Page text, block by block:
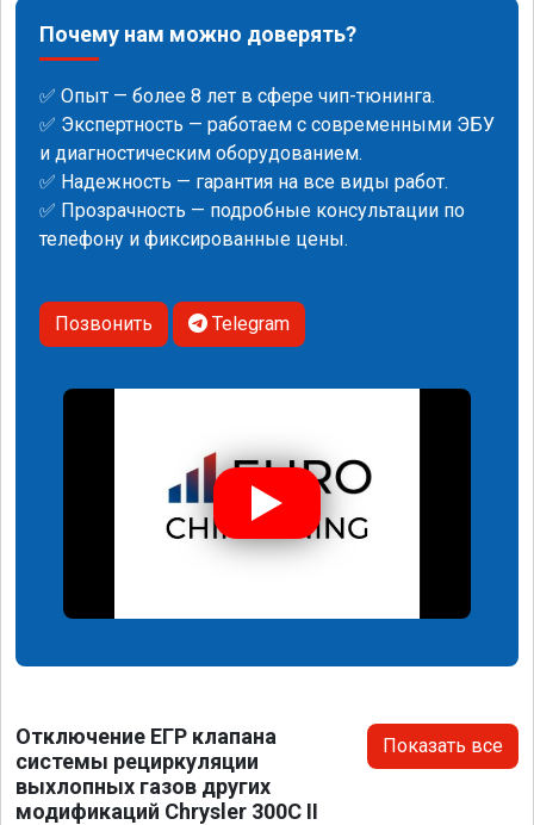
Почему нам можно доверять?
✅ Опыт — более 8 лет в сфере чип-тюнинга.
✅ Экспертность — работаем с современными ЭБУ
и диагностическим оборудованием.
✅ Надежность — гарантия на все виды работ.
✅ Прозрачность — подробные консультации по
телефону и фиксированные цены.
Позвонить Telegram
Отключение ЕГР клапана
системы рециркуляции
выхлопных газов других
модификаций Chrysler 300C II
Показать все